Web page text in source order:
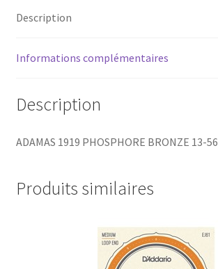
Description
Informations complémentaires
Description
ADAMAS 1919 PHOSPHORE BRONZE 13-56
Produits similaires